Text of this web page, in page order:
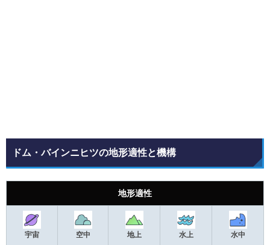
ドム・バインニヒツの地形適性と機構
地形適性
宇宙 空中 地上 水上 水中